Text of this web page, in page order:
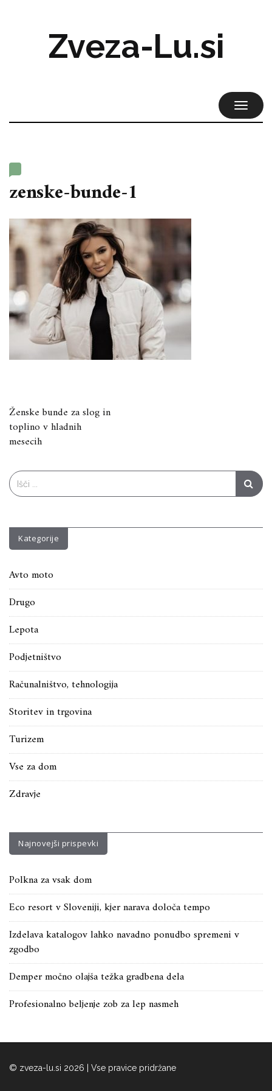
Zveza-Lu.si
zenske-bunde-1
Navigacija
prispevka
Ženske bunde za slog in
toplino v hladnih
mesecih
Search
for:
Kategorije
Avto moto
Drugo
Lepota
Podjetništvo
Računalništvo, tehnologija
Storitev in trgovina
Turizem
Vse za dom
Zdravje
Najnovejši prispevki
Polkna za vsak dom
Eco resort v Sloveniji, kjer narava določa tempo
Izdelava katalogov lahko navadno ponudbo spremeni v
zgodbo
Demper močno olajša težka gradbena dela
Profesionalno beljenje zob za lep nasmeh
© zveza-lu.si 2026 | Vse pravice pridržane